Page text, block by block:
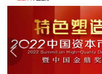
相关业务。
2026-08-06 21:34:23
德固特8月6日在互动平台
的管理领域的布局或产业规